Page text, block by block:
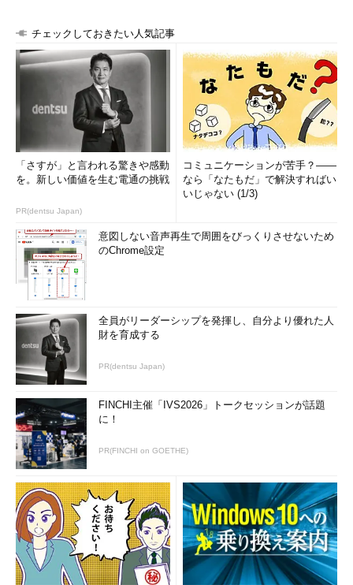
チェックしておきたい人気記事
「さすが」と言われる驚きや感動
を。新しい価値を生む電通の挑戦
PR(dentsu Japan)
コミュニケーションが苦手？――
なら「なたもだ」で解決すればい
いじゃない (1/3)
意図しない音声再生で周囲をびっくりさせないため
のChrome設定
全員がリーダーシップを発揮し、自分より優れた人
財を育成する
PR(dentsu Japan)
FINCHI主催「IVS2026」トークセッションが話題
に！
PR(FINCHI on GOETHE)